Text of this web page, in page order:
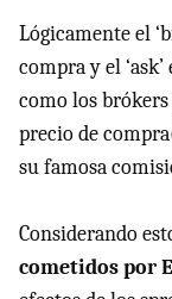
Lógicamente el
compra y el
como los
precio de
su famosa
Considerando
cometidos por